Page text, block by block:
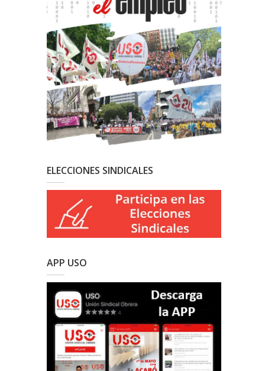
ELECCIONES SINDICALES
APP USO